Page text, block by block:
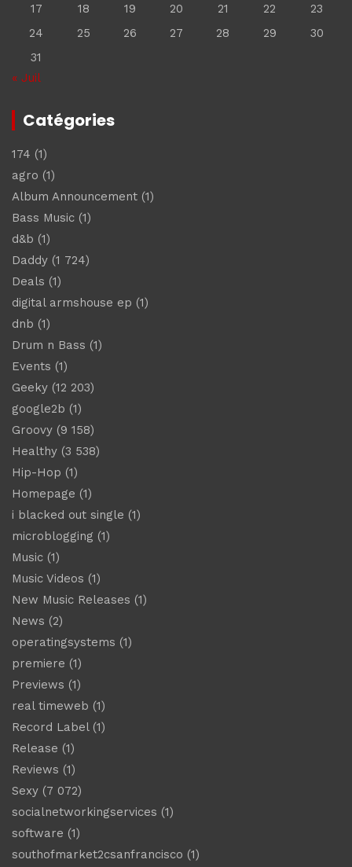
17
18 19 20 21 22
23
24
25 26 27 28 29
30
31
« Juil
Catégories
174 (1)
agro (1)
Album Announcement (1)
Bass Music (1)
d&b (1)
Daddy (1 724)
Deals (1)
digital armshouse ep (1)
dnb (1)
Drum n Bass (1)
Events (1)
Geeky (12 203)
google2b (1)
Groovy (9 158)
Healthy (3 538)
Hip-Hop (1)
Homepage (1)
i blacked out single (1)
microblogging (1)
Music (1)
Music Videos (1)
New Music Releases (1)
News (2)
operatingsystems (1)
premiere (1)
Previews (1)
real timeweb (1)
Record Label(1)
Release (1)
Reviews (1)
Sexy (7 072)
socialnetworkingservices (1)
software (1)
southofmarket2csanfrancisco (1)